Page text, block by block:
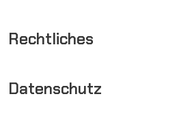
Rechtliches
Datenschutz